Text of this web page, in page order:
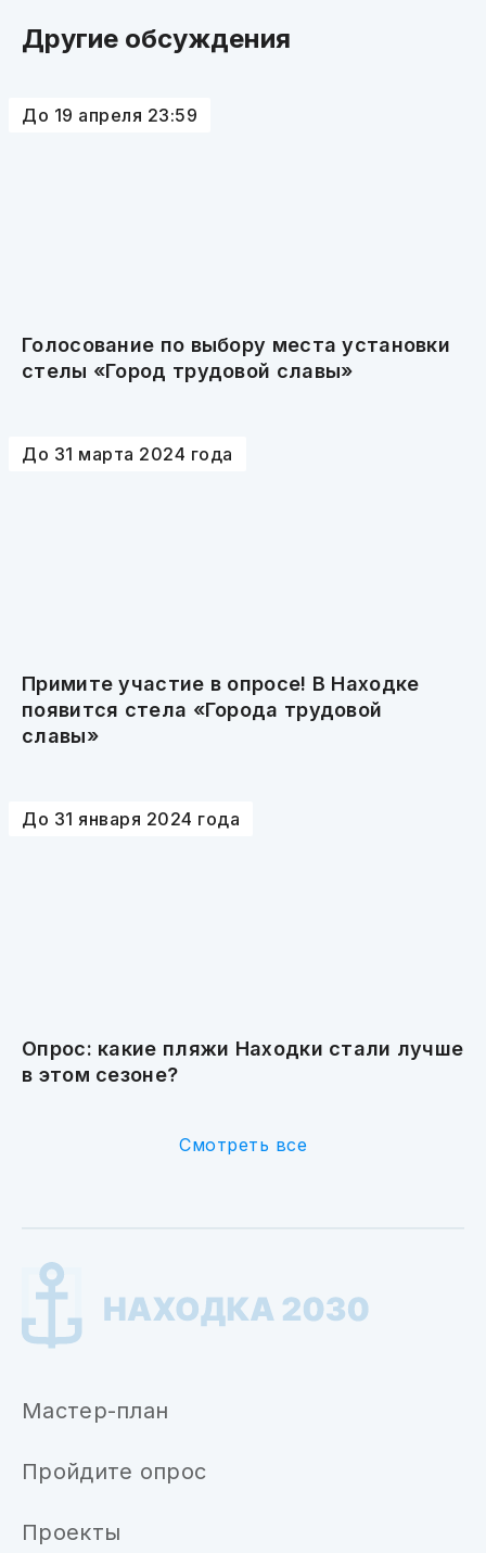
Другие обсуждения
До 19 апреля 23:59
Голосование по выбору места установки
стелы «Город трудовой славы»
До 31 марта 2024 года
Примите участие в опросе! В Находке
появится стела «Города трудовой
славы»
До 31 января 2024 года
Опрос: какие пляжи Находки стали лучше
в этом сезоне?
Смотреть все
Мастер-план
Пройдите опрос
Проекты